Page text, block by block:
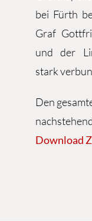
bei Fürth
Graf
und der
stark
Den
Download